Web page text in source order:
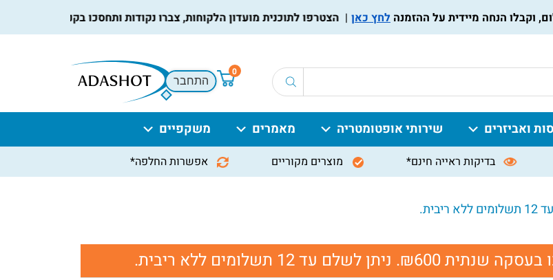
לחץ כאן הצטרפו לתוכנית מועדון הלקוחות, צברו נקודות ותחסכו בקניות הבאות,
0
התחבר
ואביזרים שירותי אופטומטריה מאמרים משקפיים
בדיקות ראייה חינם* מוצרים מקוריים אפשרות החלפה*
₪600. ניתן לשלם עד 12 תשלומים ללא ריבית.